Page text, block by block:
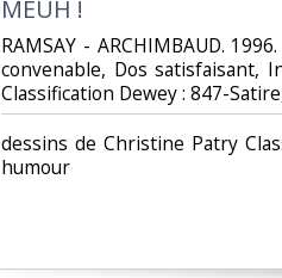
‎MEUH !‎
‎RAMSAY - ARCHIMBAUD.
convenable, Dos satisfaisant,
Classification Dewey : 847-
‎dessins de Christine Patry
humour‎